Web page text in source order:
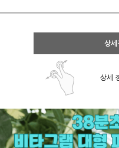
상세
상세